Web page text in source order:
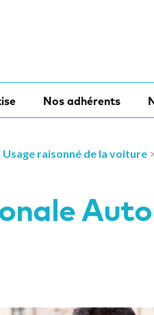
Nos adhérents
Usage raisonné de la voiture >